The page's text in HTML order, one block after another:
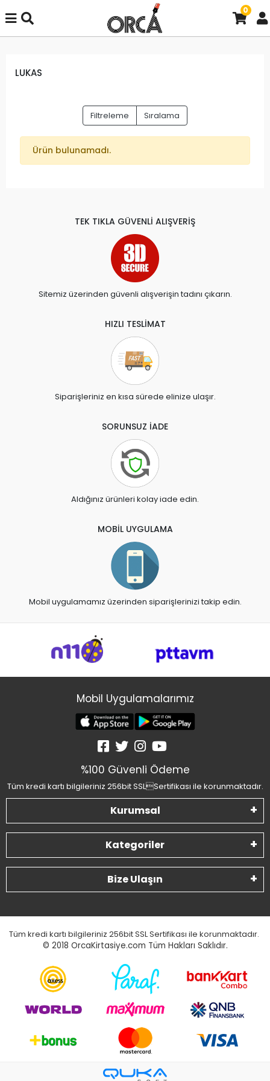
0
LUKAS
Filtreleme Sıralama
Ürün bulunamadı.
TEK TIKLA GÜVENLİ ALIŞVERİŞ
Sitemiz üzerinden güvenli alışverişin tadını çıkarın.
HIZLI TESLİMAT
Siparişleriniz en kısa sürede elinize ulaşır.
SORUNSUZ İADE
Aldığınız ürünleri kolay iade edin.
MOBİL UYGULAMA
Mobil uygulamamız üzerinden siparişlerinizi takip edin.
Mobil Uygulamalarımız
%100 Güvenli Ödeme
Tüm kredi kartı bilgileriniz 256bit SSLSertifikası ile korunmaktadır.
Kurumsal
Kategoriler
Bize Ulaşın
Tüm kredi kartı bilgileriniz 256bit SSL Sertifikası ile korunmaktadır.
© 2018 OrcaKirtasiye.com Tüm Hakları Saklıdır.